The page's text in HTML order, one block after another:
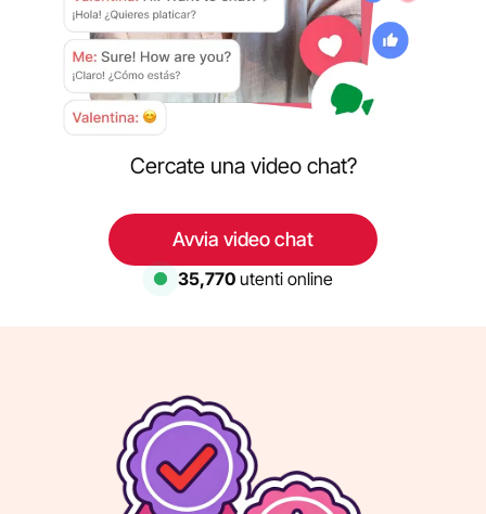
Cercate una video chat?
Avvia video chat
35,770utenti online